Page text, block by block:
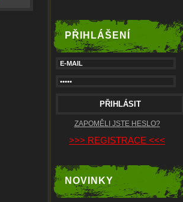
PŘIHLÁŠENÍ
ZAPOMĚLI JSTE HESLO?
>>> REGISTRACE <<<
NOVINKY